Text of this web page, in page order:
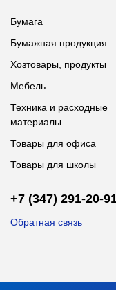
Бумага
Бумажная продукция
Хозтовары, продукты
Мебель
Техника и расходные
материалы
Товары для офиса
Товары для школы
+7 (347) 291-20-
Обратная связь